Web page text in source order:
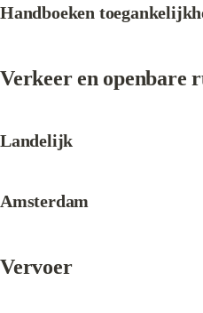
Handboeken
Verkeer en openbare
Landelijk
Amsterdam
Vervoer